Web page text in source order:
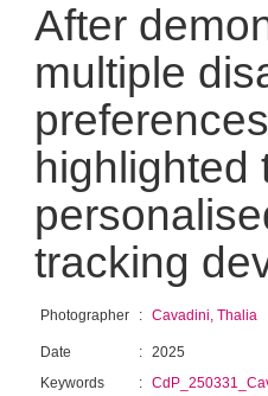
After
multiple
highlighted
tracking
Photographer : Cavadini, Thalia
Date : 2025
Keywords
: